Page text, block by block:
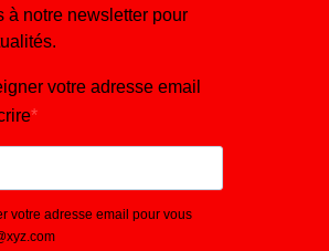
à notre newsletter pour
votre adresse email
votre adresse email pour vous